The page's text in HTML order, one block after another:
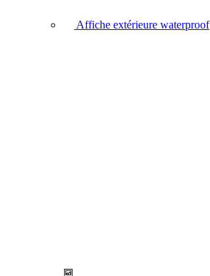
Affiche extérieure waterproof